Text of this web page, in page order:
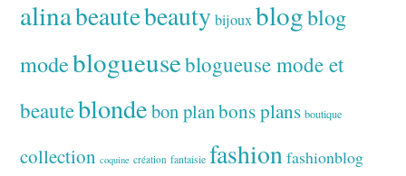
alinabeautebeauty bijoux blogblog
modeblogueuseblogueuse mode et
beauteblondebon planbons plans boutique
collection coquine création fantaisie fashionfashionblog